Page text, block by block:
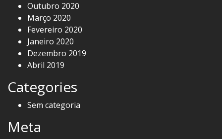
Outubro 2020
Março 2020
Fevereiro 2020
Janeiro 2020
Dezembro 2019
Abril 2019
Categories
Sem categoria
Meta